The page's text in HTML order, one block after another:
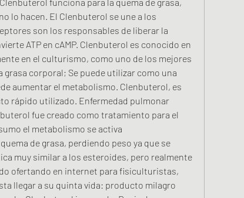
funciona para la quema de grasa,
lo hacen. El Clenbuterol se une a los
son los responsables de liberar la
ATP en cAMP. Clenbuterol es conocido en
en el culturismo, como uno de los mejores
corporal; Se puede utilizar como una
aumentar el metabolismo. Clenbuterol, es
rápido utilizado. Enfermedad pulmonar
fue creado como tratamiento para el
el metabolismo se activa
de grasa, perdiendo peso ya que se
muy similar a los esteroides, pero realmente
ofertando en internet para fisiculturistas,
llegar a su quinta vida: producto milagro